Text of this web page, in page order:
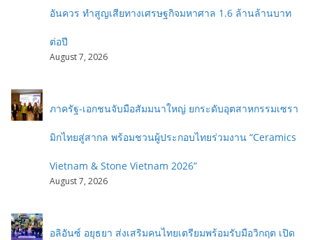
อันควร ทำสูญเสียทางเศรษฐกิจมหาศาล 1.6 ล้านล้านบาท
ต่อปี
August 7, 2026
ภาครัฐ-เอกชนจับมือสัมมนาใหญ่ ยกระดับอุตสาหกรรมเซรา
มิกไทยสู่สากล พร้อมชวนผู้ประกอบไทยร่วมงาน “Ceramics
Vietnam & Stone Vietnam 2026”
August 7, 2026
อลิอันซ์ อยุธยา ส่งเสริมคนไทยเตรียมพร้อมรับมือวิกฤต เปิด